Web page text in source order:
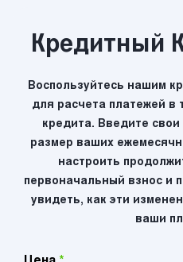
Кредитный
Воспользуйтесь нашим
для расчета платежей в
кредита. Введите
размер ваших
настроить
первоначальный взнос и
увидеть, как эти
ваши